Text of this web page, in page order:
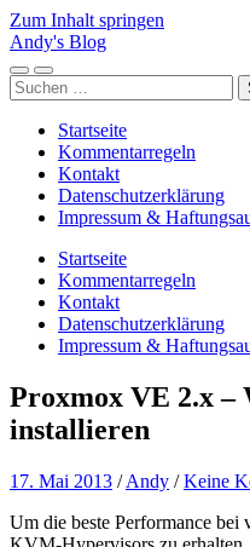
Zum Inhalt springen
Andy's Blog
Mobile-
Menü
Suchfeld
ein-/ausblenden
Suchen
nach:
Startseite
Kommentarregeln
Kontakt
Datenschutzerklärung
Impressum &
Startseite
Kommentarregeln
Kontakt
Datenschutzerklärung
Impressum &
Proxmox VE 2.x
installieren
17. Mai 2013 /Andy /Keine
Um die beste Performance bei